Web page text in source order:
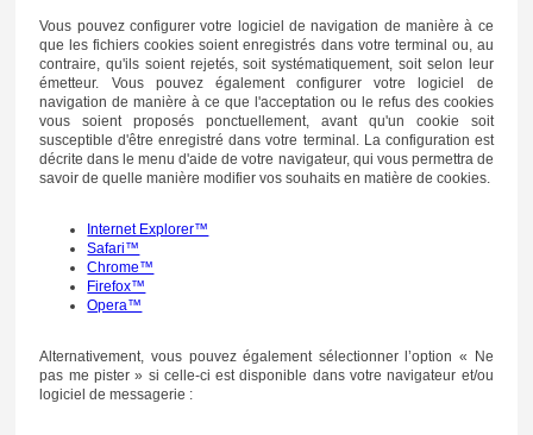
Vous pouvez configurer votre logiciel de navigation de manière à ce
que les fichiers cookies soient enregistrés dans votre terminal ou, au
contraire, qu'ils soient rejetés, soit systématiquement, soit selon leur
émetteur. Vous pouvez également configurer votre logiciel de
navigation de manière à ce que l'acceptation ou le refus des cookies
vous soient proposés ponctuellement, avant qu'un cookie soit
susceptible d'être enregistré dans votre terminal. La configuration est
décrite dans le menu d'aide de votre navigateur, qui vous permettra de
savoir de quelle manière modifier vos souhaits en matière de cookies.
Internet Explorer™
Safari™
Chrome™
Firefox™
Opera™
Alternativement, vous pouvez également sélectionner l’option « Ne
pas me pister » si celle-ci est disponible dans votre navigateur et/ou
logiciel de messagerie :